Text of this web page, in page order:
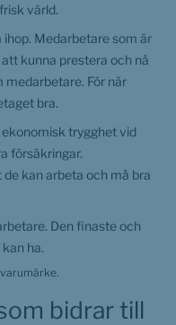
värld.
ihop. Medarbetare som är
kunna prestera och nå
medarbetare. För när
bra.
trygghet vid
försäkringar.
kan arbeta och må bra
Den finaste och
ha.
bidrar till